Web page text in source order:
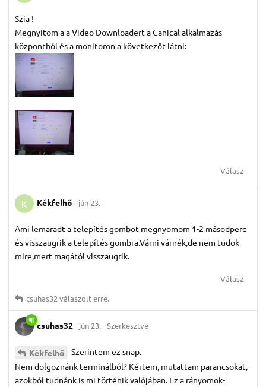
Szia !
Megnyitom a a Video Downloadert a Canical alkalmazás
központból és a monitoron a következőt látni:
Válasz
K Kékfelhő jún 23.
Ami lemaradt a telepítés gombot megnyomom 1-2 másodperc
és visszaugrik a telepítés gombra.Várni várnék,de nem tudok
mire,mert magától visszaugrik.
Válasz
csuhas32 válaszolt erre.
csuhas32 jún 23. Szerkesztve
Kékfelhő
Szerintem ez snap.
Nem dolgoznánk terminálból? Kértem, mutattam parancsokat,
azokból tudnánk is mi történik valójában. Ez a rányomok-